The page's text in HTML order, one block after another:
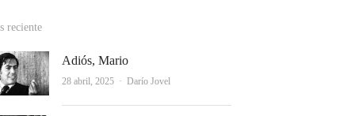
reciente
Adiós, Mario
28 abril, 2025 Autor
Darío Jovel